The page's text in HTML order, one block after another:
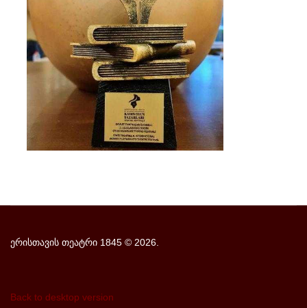
ერისთავის თეატრი 1845 © 2026.
Back to desktop version